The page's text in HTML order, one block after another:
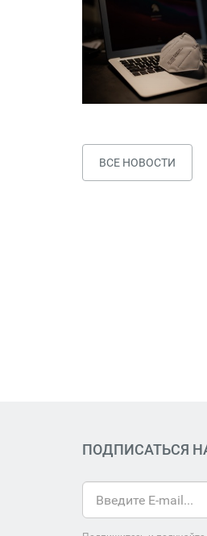
ВСЕ НОВОСТИ
ПОДПИСАТЬСЯ